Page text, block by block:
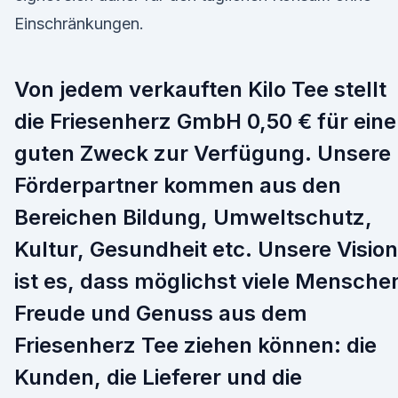
Einschränkungen.
Von jedem verkauften Kilo Tee stellt
die Friesenherz GmbH 0,50 € für
guten Zweck zur Verfügung. Unsere
Förderpartner kommen aus den
Bereichen Bildung, Umweltschutz,
Kultur, Gesundheit etc. Unsere Vision
ist es, dass möglichst viele
Freude und Genuss aus dem
Friesenherz Tee ziehen können: die
Kunden, die Lieferer und die